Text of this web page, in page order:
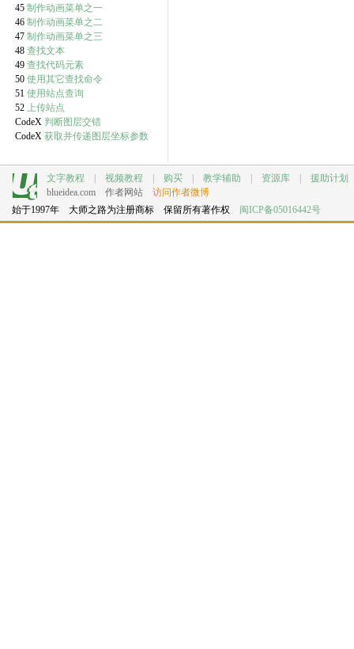
45 制作动画菜单之一
46 制作动画菜单之二
47 制作动画菜单之三
48 查找文本
49 查找代码元素
50 使用其它查找命令
51 使用站点查询
52 上传站点
CodeX 判断图层交错
CodeX 获取并传递图层坐标参数
文字教程 视频教程 购买 教学辅助 资源库 援助计划
blueidea.com
作者网站 访问作者微博
始于1997年 大师之路为注册商标 保留所有著作权 闽ICP备05016442号